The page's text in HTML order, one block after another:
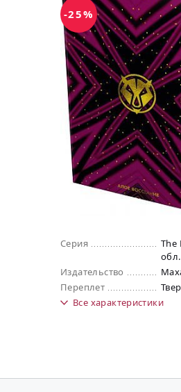
-25%
Серия
The
Издательство
Переплет
Все характеристики